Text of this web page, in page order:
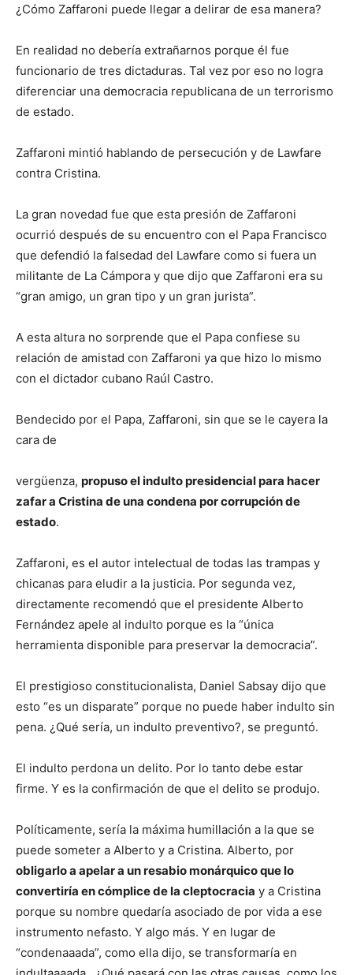
¿Cómo Zaffaroni puede llegar a delirar de esa manera?
En realidad no debería extrañarnos porque él fue
funcionario de tres dictaduras. Tal vez por eso no logra
diferenciar una democracia republicana de un terrorismo
de estado.
Zaffaroni mintió hablando de persecución y de Lawfare
contra Cristina.
La gran novedad fue que esta presión de Zaffaroni
ocurrió después de su encuentro con el Papa Francisco
que defendió la falsedad del Lawfare como si fuera un
militante de La Cámpora y que dijo que Zaffaroni era su
“gran amigo, un gran tipo y un gran jurista”.
A esta altura no sorprende que el Papa confiese su
relación de amistad con Zaffaroni ya que hizo lo mismo
con el dictador cubano Raúl Castro.
Bendecido por el Papa, Zaffaroni, sin que se le cayera la
cara de
vergüenza, propuso el indulto presidencial para hacer
zafar a Cristina de una condena por corrupción de
estado.
Zaffaroni, es el autor intelectual de todas las trampas y
chicanas para eludir a la justicia. Por segunda vez,
directamente recomendó que el presidente Alberto
Fernández apele al indulto porque es la “única
herramienta disponible para preservar la democracia”.
El prestigioso constitucionalista, Daniel Sabsay dijo que
esto “es un disparate” porque no puede haber indulto sin
pena. ¿Qué sería, un indulto preventivo?, se preguntó.
El indulto perdona un delito. Por lo tanto debe estar
firme. Y es la confirmación de que el delito se produjo.
Políticamente, sería la máxima humillación a la que se
puede someter a Alberto y a Cristina. Alberto, por
obligarlo a apelar a un resabio monárquico que lo
convertiría en cómplice de la cleptocracia y a Cristina
porque su nombre quedaría asociado de por vida a ese
instrumento nefasto. Y algo más. Y en lugar de
“condenaaada”, como ella dijo, se transformaría en